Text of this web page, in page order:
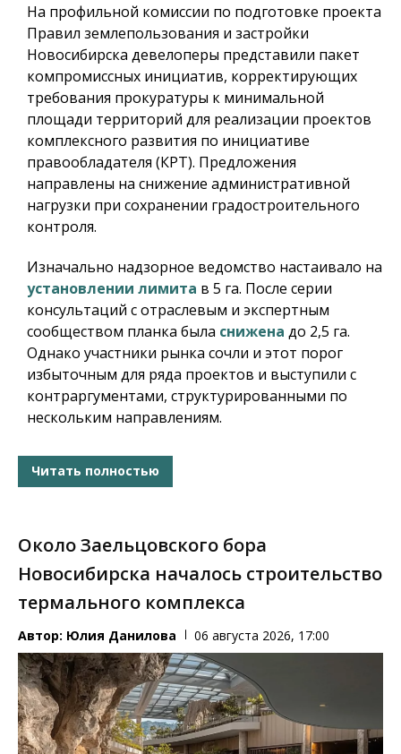
На профильной комиссии по подготовке проекта
Правил землепользования и застройки
Новосибирска девелоперы представили пакет
компромиссных инициатив, корректирующих
требования прокуратуры к минимальной
площади территорий для реализации проектов
комплексного развития по инициативе
правообладателя (КРТ). Предложения
направлены на снижение административной
нагрузки при сохранении градостроительного
контроля.
Изначально надзорное ведомство настаивало на
установлении лимита в 5 га. После серии
консультаций с отраслевым и экспертным
сообществом планка была снижена до 2,5 га.
Однако участники рынка сочли и этот порог
избыточным для ряда проектов и выступили с
контраргументами, структурированными по
нескольким направлениям.
Читать полностью
Около Заельцовского бора
Новосибирска началось строительство
термального комплекса
Автор: Юлия Данилова 06 августа 2026, 17:00